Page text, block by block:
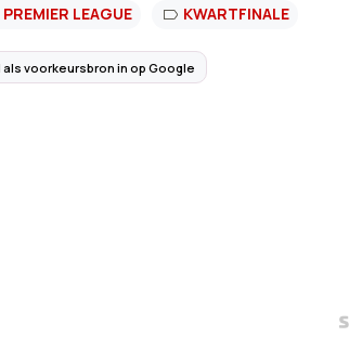
PREMIER LEAGUE KWARTFINALE
voorkeursbron in op Google